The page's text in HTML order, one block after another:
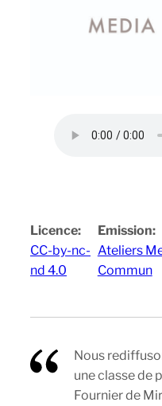
Licence:
CC-by-nc-
nd 4.0
Emission:
Ateliers
Commun
Nous
une classe de
Fournier de